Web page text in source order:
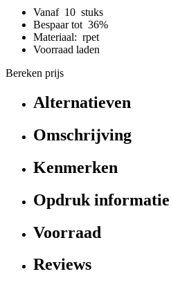
Vanaf 10 stuks
Bespaar tot 36%
Materiaal: rpet
Voorraad laden
Bereken prijs
Alternatieven
Omschrijving
Kenmerken
Opdruk informatie
Voorraad
Reviews